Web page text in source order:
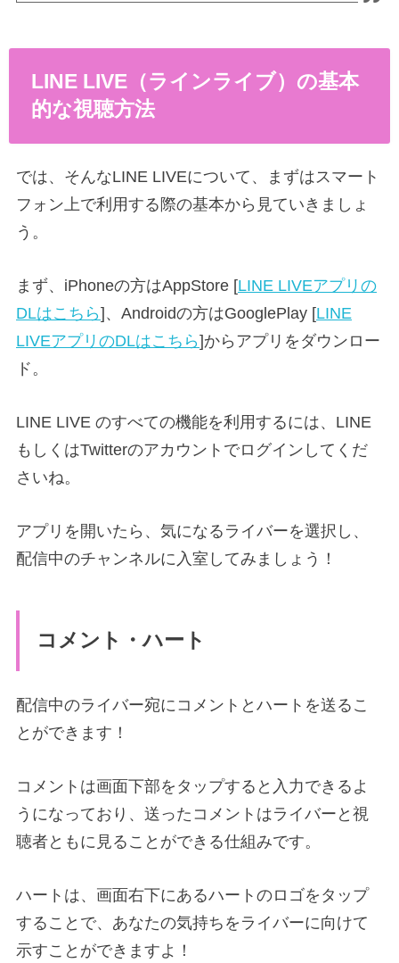
LINE LIVE（ラインライブ）の基本
的な視聴方法
では、そんなLINE LIVEについて、まずはスマート
フォン上で利用する際の基本から見ていきましょ
う。
まず、iPhoneの方はAppStore [LINE LIVEアプリの
DLはこちら]、Androidの方はGooglePlay [LINE
LIVEアプリのDLはこちら]からアプリをダウンロー
ド。
LINE LIVE のすべての機能を利用するには、LINE
もしくはTwitterのアカウントでログインしてくだ
さいね。
アプリを開いたら、気になるライバーを選択し、
配信中のチャンネルに入室してみましょう！
コメント・ハート
配信中のライバー宛にコメントとハートを送るこ
とができます！
コメントは画面下部をタップすると入力できるよ
うになっており、送ったコメントはライバーと視
聴者ともに見ることができる仕組みです。
ハートは、画面右下にあるハートのロゴをタップ
することで、あなたの気持ちをライバーに向けて
示すことができますよ！